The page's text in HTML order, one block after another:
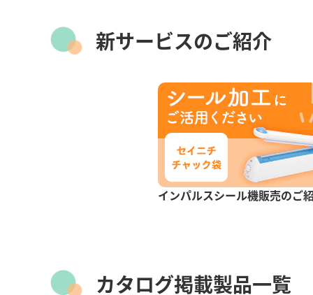
新サービスのご紹介
インパルスシール機販売のご
カタログ掲載製品一覧